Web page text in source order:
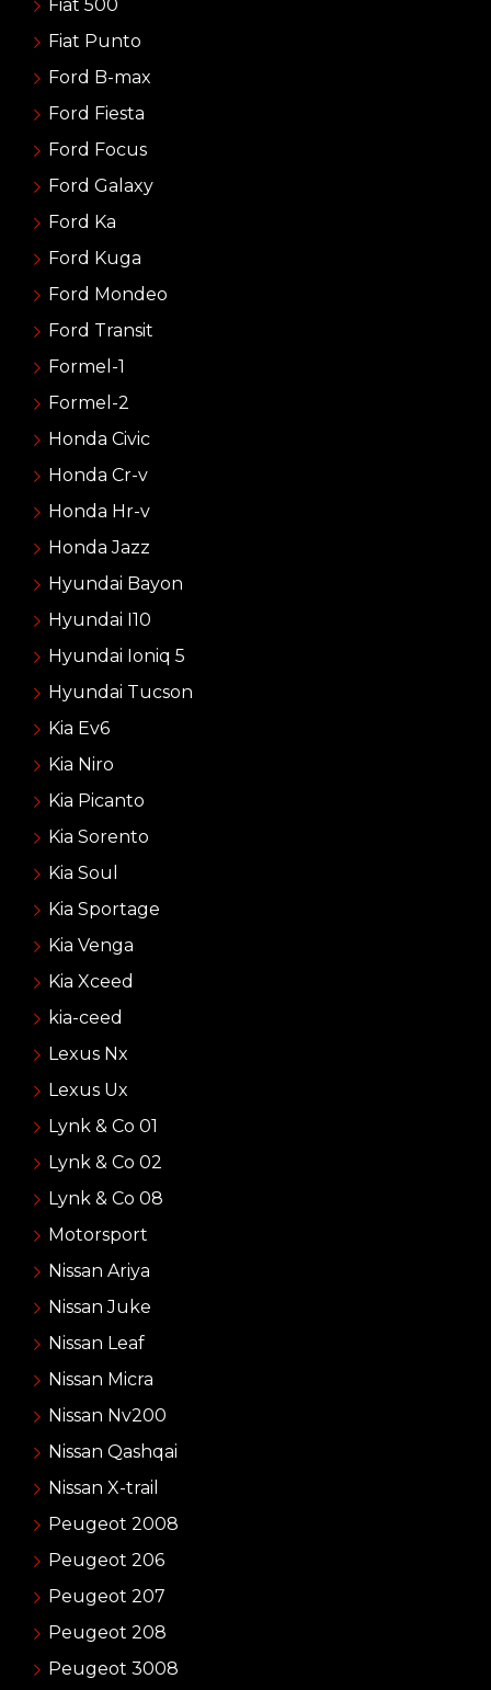
Fiat 500
Fiat Punto
Ford B-max
Ford Fiesta
Ford Focus
Ford Galaxy
Ford Ka
Ford Kuga
Ford Mondeo
Ford Transit
Formel-1
Formel-2
Honda Civic
Honda Cr-v
Honda Hr-v
Honda Jazz
Hyundai Bayon
Hyundai I10
Hyundai Ioniq 5
Hyundai Tucson
Kia Ev6
Kia Niro
Kia Picanto
Kia Sorento
Kia Soul
Kia Sportage
Kia Venga
Kia Xceed
kia-ceed
Lexus Nx
Lexus Ux
Lynk & Co 01
Lynk & Co 02
Lynk & Co 08
Motorsport
Nissan Ariya
Nissan Juke
Nissan Leaf
Nissan Micra
Nissan Nv200
Nissan Qashqai
Nissan X-trail
Peugeot 2008
Peugeot 206
Peugeot 207
Peugeot 208
Peugeot 3008